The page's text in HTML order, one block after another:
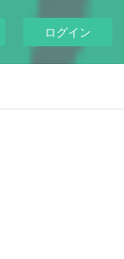
ログイン